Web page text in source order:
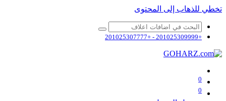
تخطي للذهاب إلى المحتوى
+201025309999 - +201025307777
0
0